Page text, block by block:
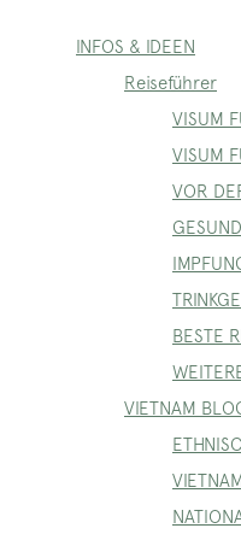
INFOS & IDEEN
Reiseführer
VISUM
VISUM
VOR
BESTE
VIETNAM